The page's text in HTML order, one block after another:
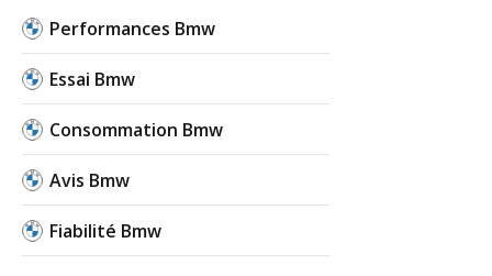
Performances Bmw
Essai Bmw
Consommation Bmw
Avis Bmw
Fiabilité Bmw